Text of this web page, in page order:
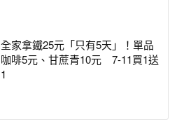
全家拿鐵25元「只有5天」！單品
咖啡5元、甘蔗青10元 7-11買1送
1